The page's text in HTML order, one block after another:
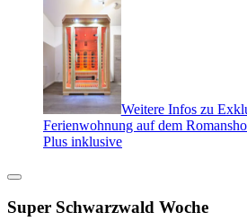
Weitere Infos zu
Ferienwohnung auf dem
Plus inklusive
Super Schwarzwald Woche